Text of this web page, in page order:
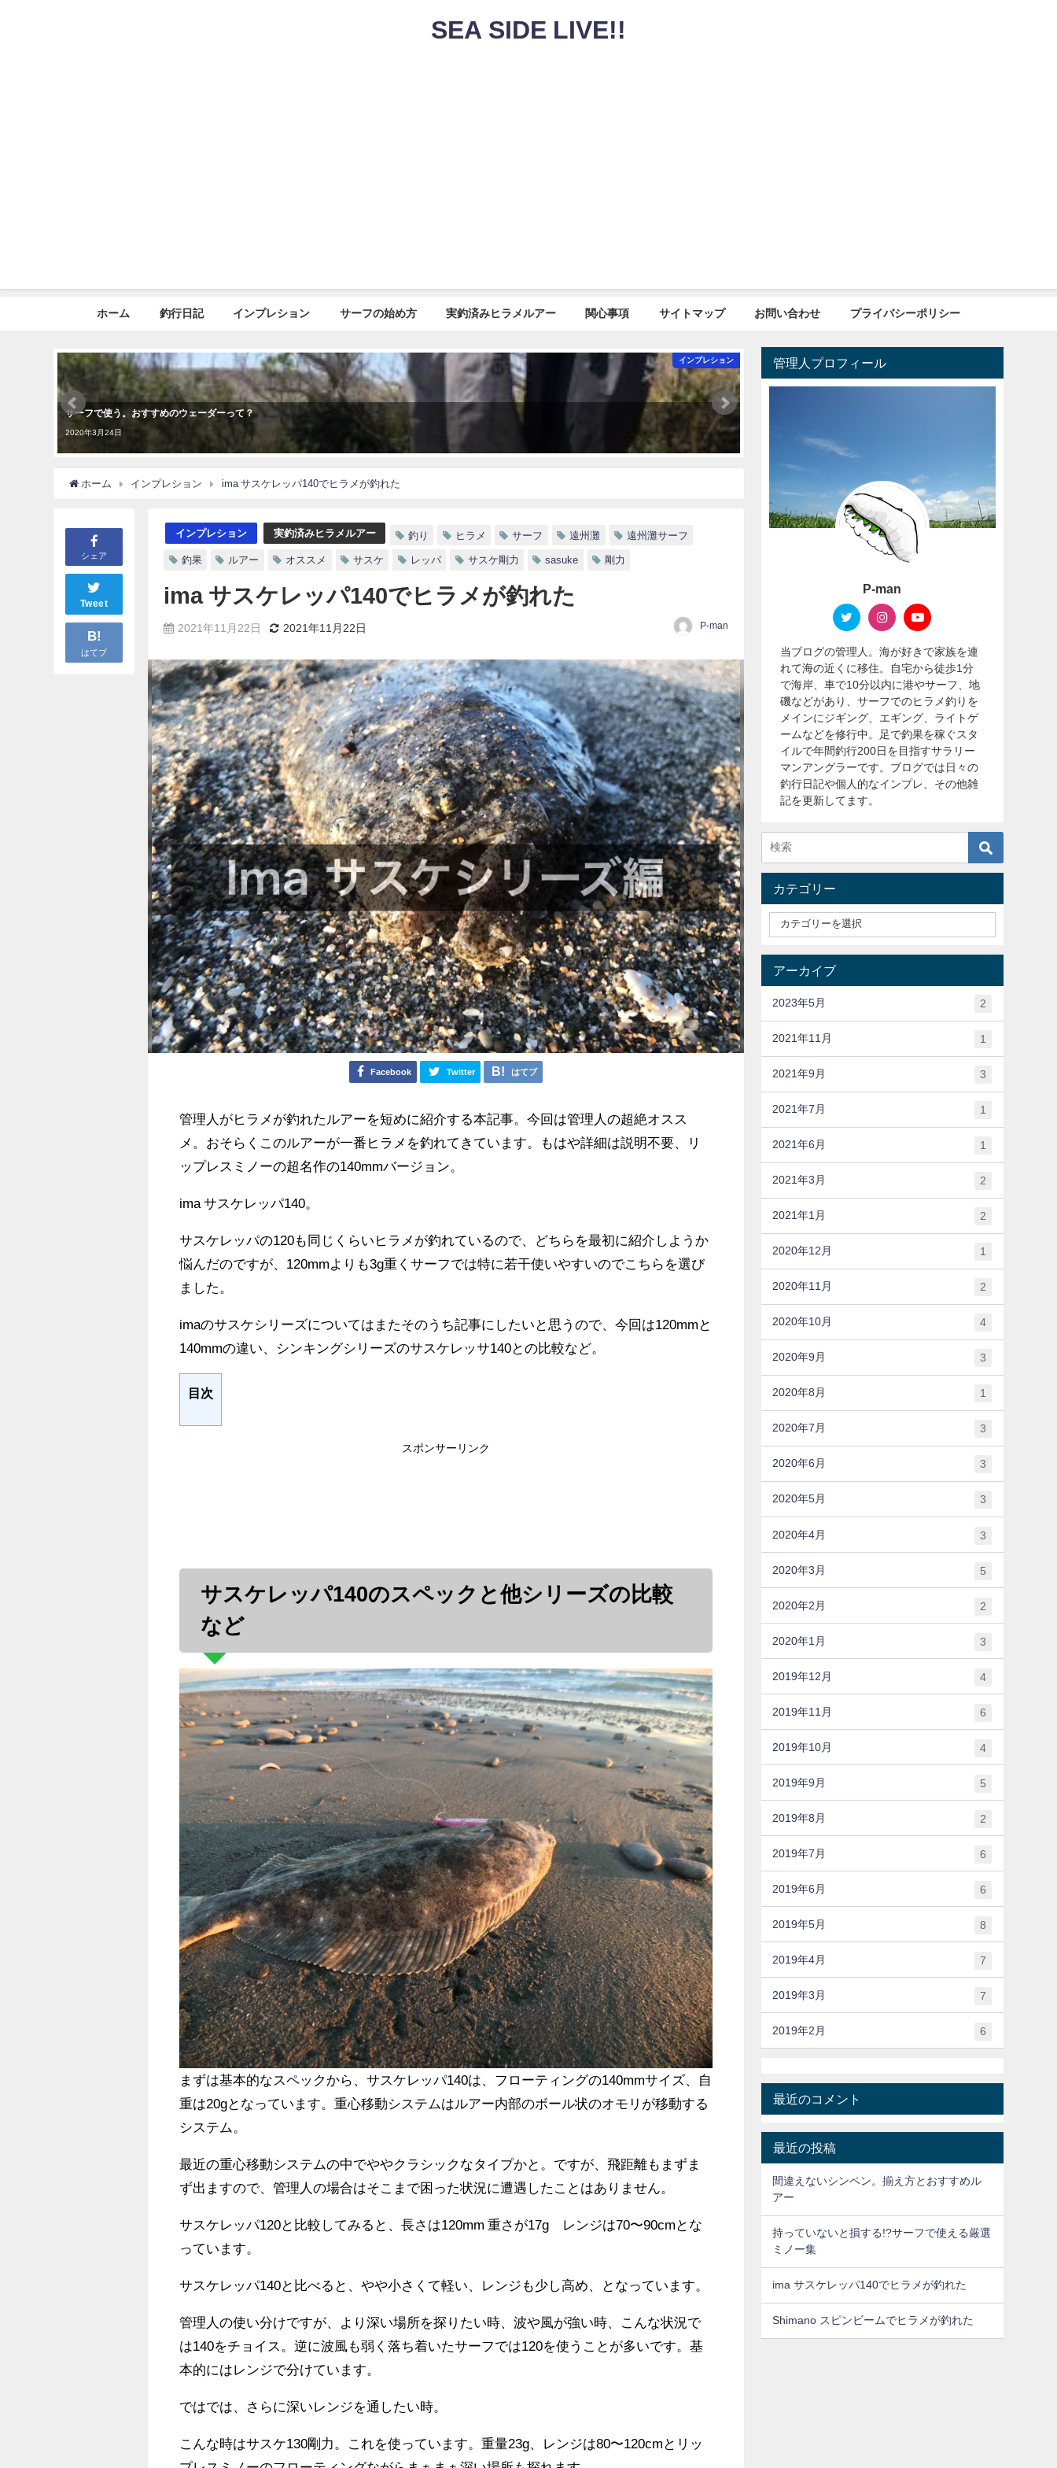
SEA SIDE LIVE!!
ホーム 釣行日記 インプレション サーフの始め方 実釣済みヒラメルアー 関心事項 サイトマップ お問い合わせ プライバシーポリシー
インプレション
サーフで使う。おすすめのウェーダーって？
2020年3月24日
ホーム インプレション ima サスケレッパ140でヒラメが釣れた
シェア
Tweet
B!
はてブ
インプレション 実釣済みヒラメルアー 釣り ヒラメ サーフ 遠州灘 遠州灘サーフ
釣果 ルアー オススメ サスケ レッパ サスケ剛力 sasuke 剛力
ima サスケレッパ140でヒラメが釣れた
2021年11月22日 2021年11月22日 P-man
Facebook Twitter はてブ
管理人がヒラメが釣れたルアーを短めに紹介する本記事。今回は管理人の超絶オスス
メ。おそらくこのルアーが一番ヒラメを釣れてきています。もはや詳細は説明不要、リ
ップレスミノーの超名作の140mmバージョン。
ima サスケレッパ140。
サスケレッパの120も同じくらいヒラメが釣れているので、どちらを最初に紹介しようか
悩んだのですが、120mmよりも3g重くサーフでは特に若干使いやすいのでこちらを選び
ました。
imaのサスケシリーズについてはまたそのうち記事にしたいと思うので、今回は120mmと
140mmの違い、シンキングシリーズのサスケレッサ140との比較など。
目次
スポンサーリンク
サスケレッパ140のスペックと他シリーズの比較
など
まずは基本的なスペックから、サスケレッパ140は、フローティングの140mmサイズ、自
重は20gとなっています。重心移動システムはルアー内部のボール状のオモリが移動する
システム。
最近の重心移動システムの中でややクラシックなタイプかと。ですが、飛距離もまずま
ず出ますので、管理人の場合はそこまで困った状況に遭遇したことはありません。
サスケレッパ120と比較してみると、長さは120mm 重さが17g レンジは70〜90cmとな
っています。
サスケレッパ140と比べると、やや小さくて軽い、レンジも少し高め、となっています。
管理人の使い分けですが、より深い場所を探りたい時、波や風が強い時、こんな状況で
は140をチョイス。逆に波風も弱く落ち着いたサーフでは120を使うことが多いです。基
本的にはレンジで分けています。
ではでは、さらに深いレンジを通したい時。
こんな時はサスケ130剛力。これを使っています。重量23g、レンジは80〜120cmとリッ
管理人プロフィール
P-man
当ブログの管理人。海が好きで家族を連
れて海の近くに移住。自宅から徒歩1分
で海岸、車で10分以内に港やサーフ、地
磯などがあり、サーフでのヒラメ釣りを
メインにジギング、エギング、ライトゲ
ームなどを修行中。足で釣果を稼ぐスタ
イルで年間釣行200日を目指すサラリー
マンアングラーです。ブログでは日々の
釣行日記や個人的なインプレ、その他雑
記を更新してます。
カテゴリー
アーカイブ
2023年5月 2
2021年11月 1
2021年9月 3
2021年7月 1
2021年6月 1
2021年3月 2
2021年1月 2
2020年12月 1
2020年11月 2
2020年10月 4
2020年9月 3
2020年8月 1
2020年7月 3
2020年6月 3
2020年5月 3
2020年4月 3
2020年3月 5
2020年2月 2
2020年1月 3
2019年12月 4
2019年11月 6
2019年10月 4
2019年9月 5
2019年8月 2
2019年7月 6
2019年6月 6
2019年5月 8
2019年4月 7
2019年3月 7
2019年2月 6
最近のコメント
最近の投稿
間違えないシンペン。揃え方とおすすめル
アー
持っていないと損する!?サーフで使える厳選
ミノー集
ima サスケレッパ140でヒラメが釣れた
Shimano スピンビームでヒラメが釣れた